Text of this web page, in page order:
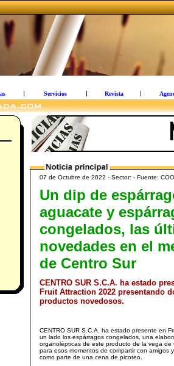
Servicios Revista
07 de Octubre de 2022 - Sector: - Fuente:
Un dip de
aguacate y
congelados, las
novedades en el
de Centro Sur
CENTRO SUR S.C.A. ha estado
Fruit Attraction 2022 presentando
productos novedosos.
CENTRO SUR S.C.A. ha estado presente en
un lado los espárragos congelados, una
organolépticas de este producto de la vega
para esos momentos de compartir con
como parte de una cena de picoteo.